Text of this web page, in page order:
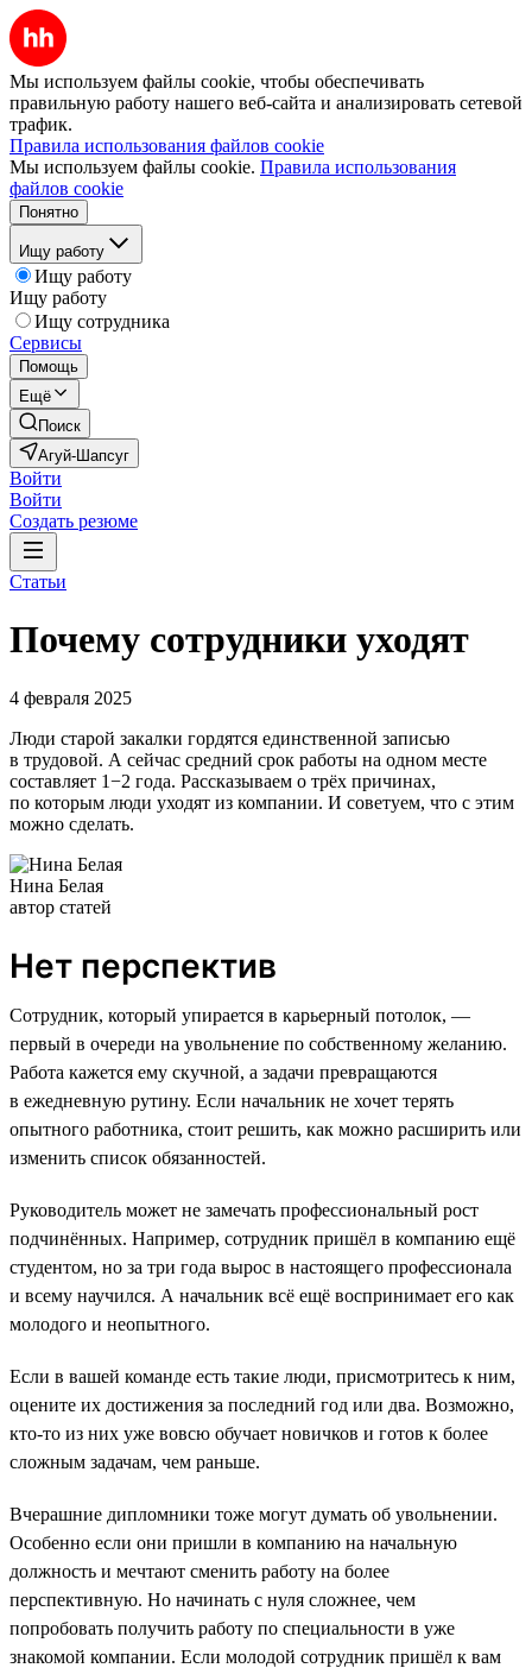
Мы используем файлы cookie, чтобы обеспечивать
правильную работу нашего веб-сайта и анализировать сетевой
трафик.
Правила использования файлов cookie
Мы используем файлы cookie. Правила использования
файлов cookie
Понятно
Ищу работу
Ищу работу
Ищу работу
Ищу сотрудника
Сервисы
Помощь
Ещё
Поиск
Агуй-Шапсуг
Войти
Войти
Создать резюме
Статьи
Почему сотрудники уходят
4 февраля 2025
Люди старой закалки гордятся единственной записью
в трудовой. А сейчас средний срок работы на одном месте
составляет 1−2 года. Рассказываем о трёх причинах,
по которым люди уходят из компании. И советуем, что с этим
можно сделать.
Нина Белая
автор статей
Нет перспектив
Сотрудник, который упирается в карьерный потолок, —
первый в очереди на увольнение по собственному желанию.
Работа кажется ему скучной, а задачи превращаются
в ежедневную рутину. Если начальник не хочет терять
опытного работника, стоит решить, как можно расширить или
изменить список обязанностей.
Руководитель может не замечать профессиональный рост
подчинённых. Например, сотрудник пришёл в компанию ещё
студентом, но за три года вырос в настоящего профессионала
и всему научился. А начальник всё ещё воспринимает его как
молодого и неопытного.
Если в вашей команде есть такие люди, присмотритесь к ним,
оцените их достижения за последний год или два. Возможно,
кто-то из них уже вовсю обучает новичков и готов к более
сложным задачам, чем раньше.
Вчерашние дипломники тоже могут думать об увольнении.
Особенно если они пришли в компанию на начальную
должность и мечтают сменить работу на более
перспективную. Но начинать с нуля сложнее, чем
попробовать получить работу по специальности в уже
знакомой компании. Если молодой сотрудник пришёл к вам